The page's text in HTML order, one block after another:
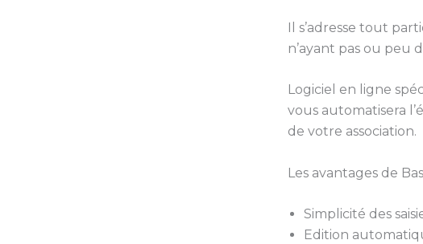
Il s’adresse tout
n’ayant pas ou peu
Logiciel en ligne
vous automatisera
de votre association.
Les avantages de
Simplicité des
Edition